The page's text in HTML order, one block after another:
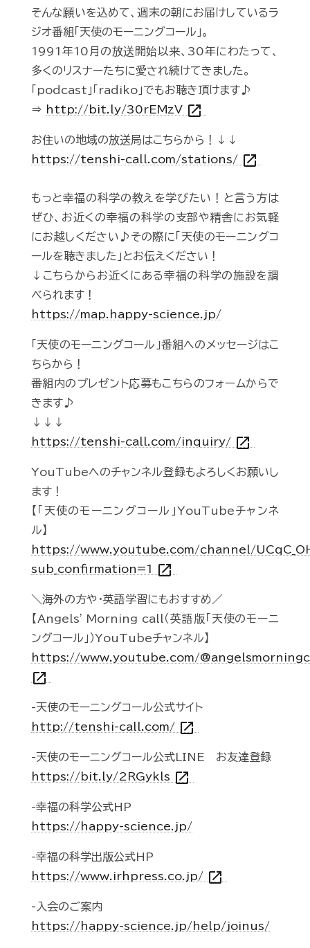
そんな願いを込めて、週末の朝にお届けしているラ
ジオ番組「天使のモーニングコール」。
1991年10月の放送開始以来、30年にわたって、
多くのリスナーたちに愛され続けてきました。
「podcast」「radiko」でもお聴き頂けます♪
⇒
http://bit.ly/30rEMzV open_in_new
お住いの地域の放送局はこちらから！↓↓
https://tenshi-call.com/stations/ open_in_new
もっと幸福の科学の教えを学びたい！と言う方は
ぜひ、お近くの幸福の科学の支部や精舎にお気軽
にお越しください♪その際に「天使のモーニングコ
ールを聴きました」とお伝えください！
↓こちらからお近くにある幸福の科学の施設を調
べられます！
https://map.happy-science.jp/
「天使のモーニングコール」番組へのメッセージはこ
ちらから！
番組内のプレゼント応募もこちらのフォームからで
きます♪
↓↓↓
https://tenshi-call.com/inquiry/ open_in_new
YouTubeへのチャンネル登録もよろしくお願いし
ます！
【「天使のモーニングコール」YouTubeチャンネ
ル】
https://www.youtube.com/channel/
sub_confirmation=1 open_in_new
＼海外の方や・英語学習にもおすすめ／
【Angels' Morning call（英語版「天使のモーニ
ングコール」）YouTubeチャンネル】
https://www.youtube.com/
open_in_new
-天使のモーニングコール公式サイト
http://tenshi-call.com/ open_in_new
-天使のモーニングコール公式LINE お友達登録
https://bit.ly/2RGykls open_in_new
-幸福の科学公式HP
https://happy-science.jp/
-幸福の科学出版公式HP
https://www.irhpress.co.jp/ open_in_new
-入会のご案内
https://happy-science.jp/help/joinus/